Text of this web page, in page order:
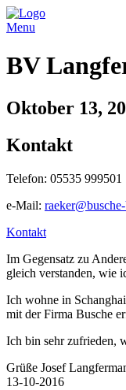
Menu
BV
Oktober 13,
Kontakt
Telefon: 05535 999501
e-Mail:
Kontakt
Im Gegensatz zu
gleich verstanden, wie
Ich wohne in
mit der Firma Busche
Ich bin sehr zufrieden,
Grüße Josef
13-10-2016